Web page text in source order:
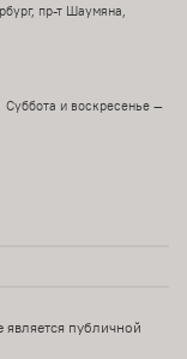
пр-т Шаумяна,
и воскресенье —
публичной